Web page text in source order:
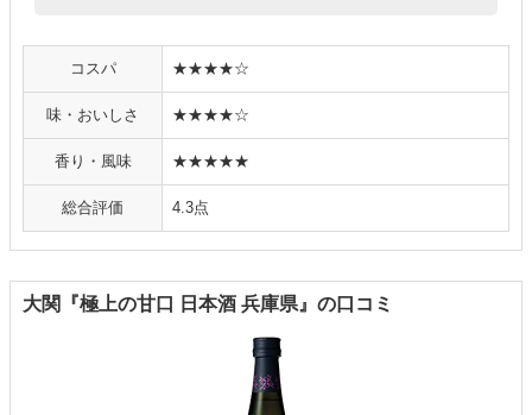
コスパ ★★★★☆
味・おいしさ ★★★★☆
香り・風味 ★★★★★
総合評価 4.3点
大関『極上の甘口 日本酒 兵庫県』の口コミ